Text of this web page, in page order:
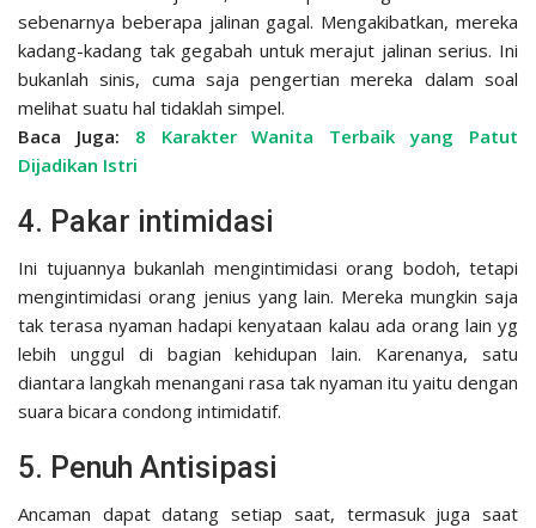
sebenarnya beberapa jalinan gagal. Mengakibatkan, mereka
kadang-kadang tak gegabah untuk merajut jalinan serius. Ini
bukanlah sinis, cuma saja pengertian mereka dalam soal
melihat suatu hal tidaklah simpel.
Baca Juga: 8 Karakter Wanita Terbaik yang Patut
Dijadikan Istri
4. Pakar intimidasi
Ini tujuannya bukanlah mengintimidasi orang bodoh, tetapi
mengintimidasi orang jenius yang lain. Mereka mungkin saja
tak terasa nyaman hadapi kenyataan kalau ada orang lain yg
lebih unggul di bagian kehidupan lain. Karenanya, satu
diantara langkah menangani rasa tak nyaman itu yaitu dengan
suara bicara condong intimidatif.
5. Penuh Antisipasi
Ancaman dapat datang setiap saat, termasuk juga saat